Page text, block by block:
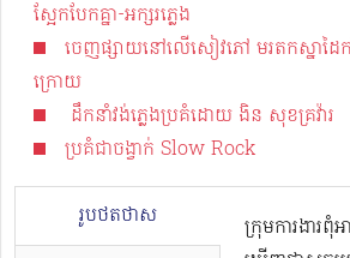
ស្អែកបែកគ្នា-អក្សរភ្លេង
ចេញផ្សាយនៅលើសៀវភៅ មរតកស្នាដៃ
ក្រោយ
ដឹកនាំវង់ភ្លេងប្រគំដោយ ងិន សុខគ្រវ៉ារ
ប្រគំជាចង្វាក់ Slow Rock
រូបថតថាស
ក្រុមការងារពុំ